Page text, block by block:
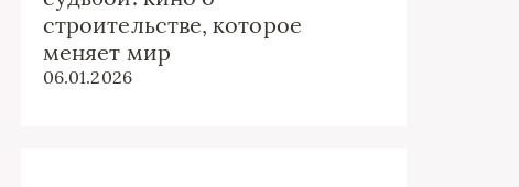
строительстве, которое
меняет мир
06.01.2026